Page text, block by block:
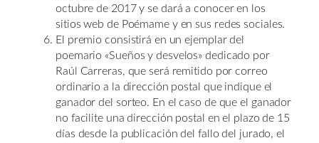
octubre de 2017 y se dará a conocer en los
sitios web de Poémame y en sus redes sociales.
El premio consistirá en un ejemplar del
poemario «Sueños y desvelos» dedicado por
Raúl Carreras, que será remitido por correo
ordinario a la dirección postal que indique el
ganador del sorteo. En el caso de que el ganador
no facilite una dirección postal en el plazo de 15
días desde la publicación del fallo del jurado, el